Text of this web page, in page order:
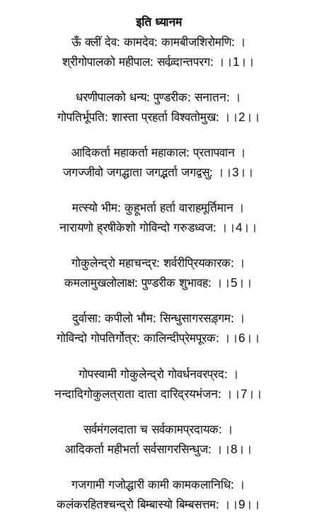
इति ध्यानम
ऊँ क्लीं देव: कामदेव: कामबीजशिरोमणि: ।
श्रीगोपालको महीपाल: सर्वव्र्दान्तपरग: ।।1।।
धरणीपालको धन्य: पुण्डरीक: सनातन: ।
गोपतिर्भूपति: शास्ता प्रहर्ता विश्वतोमुख: ।।2।।
आदिकर्ता महाकर्ता महाकाल: प्रतापवान ।
जगज्जीवो जगद्धाता जगद्भर्ता जगद्वसु: ।।3।।
मत्स्यो भीम: कुहूभर्ता हर्ता वाराहमूर्तिमान ।
नारायणो ह्रषीकेशो गोविन्दो गरुडध्वज: ।।4।।
गोकुलेन्द्रो महाचन्द्र: शर्वरीप्रियकारक: ।
कमलामुखलोलाक्ष: पुण्डरीक शुभावह: ।।5।।
दुर्वासा: कपीलो भौम: सिन्धुसागरसड़्गम: ।
गोविन्दो गोपतिर्गोत्र: कालिन्दीप्रेमपूरक: ।।6।।
गोपस्वामी गोकुलेन्द्रो गोवर्धनवरप्रद: ।
नन्दादिगोकुलत्राता दाता दारिद्रयभंजन: ।।7।।
सर्वमंगलदाता च सर्वकामप्रदायक: ।
आदिकर्ता महीभर्ता सर्वसागरसिन्धुज: ।।8।।
गजगामी गजोद्धारी कामी कामकलानिधि: ।
कलंकरहितश्चन्द्रो बिम्बास्यो बिम्बसत्तम: ।।9।।